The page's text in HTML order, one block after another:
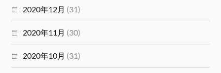
2020年12月 (31)
2020年11月 (30)
2020年10月 (31)